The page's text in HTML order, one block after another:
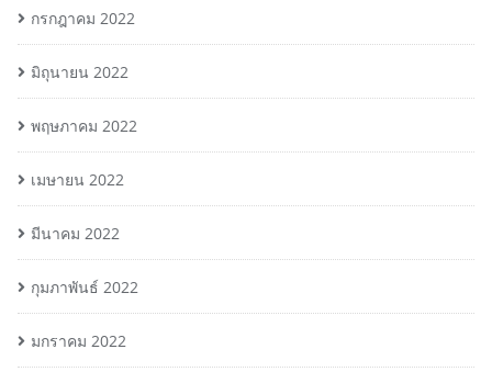
กรกฎาคม 2022
มิถุนายน 2022
พฤษภาคม 2022
เมษายน 2022
มีนาคม 2022
กุมภาพันธ์ 2022
มกราคม 2022